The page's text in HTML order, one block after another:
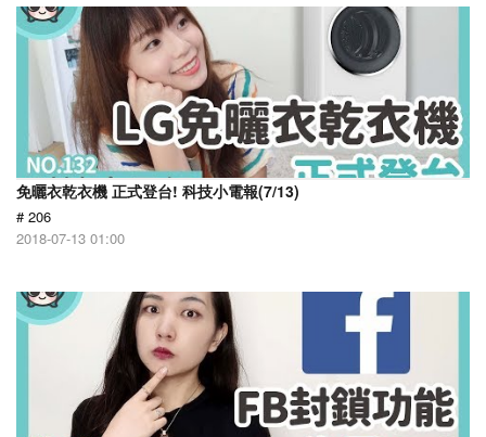
免曬衣乾衣機 正式登台! 科技小電報(7/13)
# 206
2018-07-13 01:00